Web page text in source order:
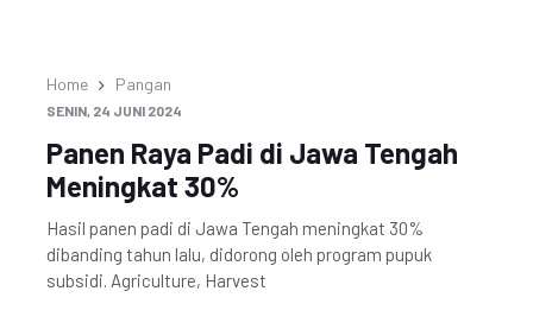
Home Pangan
SENIN, 24 JUNI 2024
Panen Raya Padi di Jawa Tengah
Meningkat 30%
Hasil panen padi di Jawa Tengah meningkat 30%
dibanding tahun lalu, didorong oleh program pupuk
subsidi. Agriculture, Harvest